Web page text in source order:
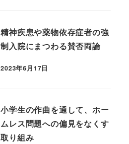
精神疾患や薬物依存症者の強
制入院にまつわる賛否両論
2023年6月17日
小学生の作曲を通して、ホー
ムレス問題への偏見をなくす
取り組み